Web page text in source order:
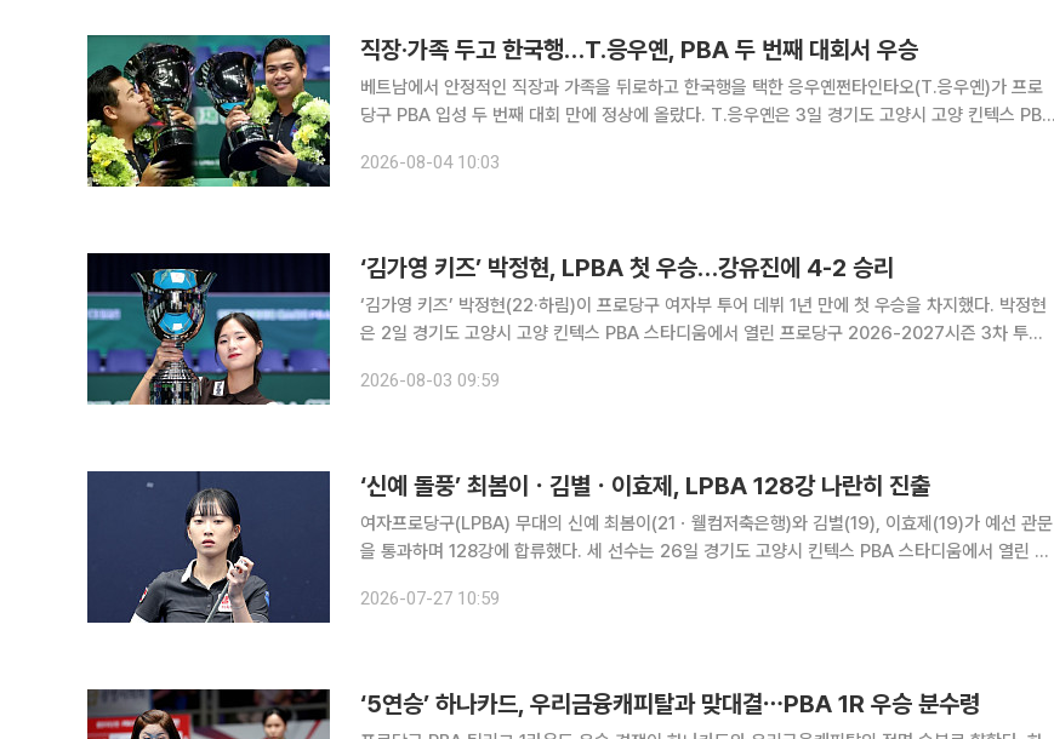
직장·가족 두고 한국행…T.응우옌, PBA 두 번째 대회서 우승
베트남에서 안정적인 직장과 가족을 뒤로하고 한국행을 택한 응우옌쩐타인타오(T.응우옌)가 프로
당구 PBA 입성 두 번째 대회 만에 정상에 올랐다. T.응우옌은 3일 경기도 고양시 고양 킨텍스 PBA
PBA 결승에서 세미 사이그너(튀르키예·웰컴저축은행)를
2026-08-04 10:03
‘김가영 키즈’ 박정현, LPBA 첫 우승…강유진에 4-2 승리
‘김가영 키즈’ 박정현(22·하림)이 프로당구 여자부 투어 데뷔 1년 만에 첫 우승을 차지했다. 박정현
은 2일 경기도 고양시 고양 킨텍스 PBA 스타디움에서 열린 프로당구 2026-2027시즌 3차 투어
4-11 11-5 8-11 11-4 11-2
2026-08-03 09:59
‘신예 돌풍’ 최봄이ㆍ김별ㆍ이효제, LPBA 128강 나란히 진출
여자프로당구(LPBA) 무대의 신예 최봄이(21ㆍ웰컴저축은행)와 김별(19), 이효제(19)가 예선 관문
을 통과하며 128강에 합류했다. 세 선수는 26일 경기도 고양시 킨텍스 PBA 스타디움에서 열린 프
2026-07-27 10:59
‘5연승’ 하나카드, 우리금융캐피탈과 맞대결⋯PBA 1R 우승 분수령